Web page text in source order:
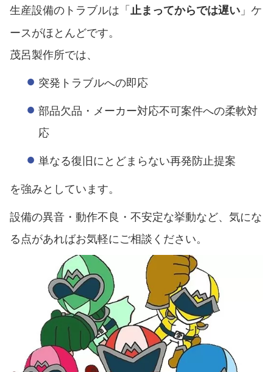
生産設備のトラブルは「止まってからでは遅い 」ケ
ースがほとんどです。
茂呂製作所では、
突発トラブルへの即応
部品欠品・メーカー対応不可案件への柔軟対
応
単なる復旧にとどまらない再発防止提案
を強みとしています。
設備の異音・動作不良・不安定な挙動など、気にな
る点があればお気軽にご相談ください。